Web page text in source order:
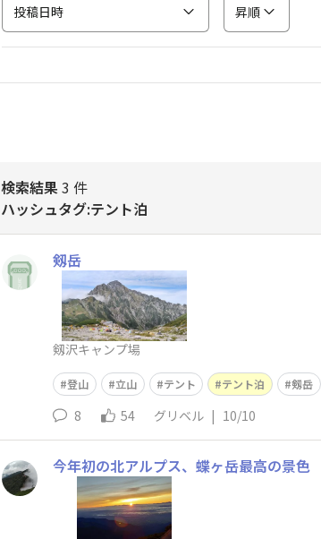
投稿日時
昇順
検索結果3 件
ハッシュタグ:テント泊
剱岳
剱沢キャンプ場
登山 立山 テント テント泊 剱岳
8 54 グリベル | 10/10
今年初の北アルプス、蝶ヶ岳最高の景色